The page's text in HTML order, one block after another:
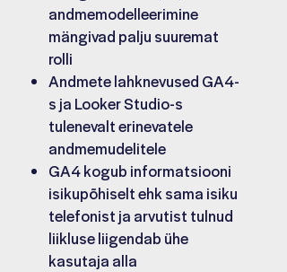
andmemodelleerimine
mängivad palju suuremat
rolli
Andmete lahknevused GA4-
s ja Looker Studio-s
tulenevalt erinevatele
andmemudelitele
GA4 kogub informatsiooni
isikupõhiselt ehk sama isiku
telefonist ja arvutist tulnud
liikluse liigendab ühe
kasutaja alla